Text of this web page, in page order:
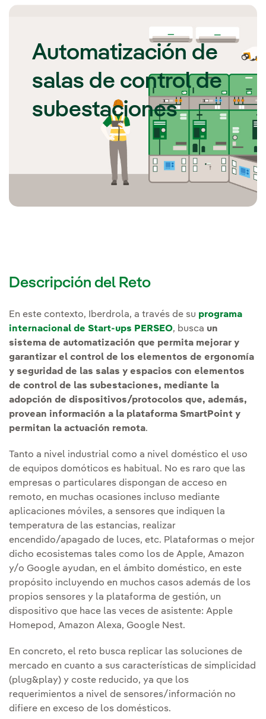
Automatización de
salas de control de
subestaciones
Descripción del Reto
En este contexto, Iberdrola, a través de su programa
internacional de Start-ups PERSEO, busca un
sistema de automatización que permita mejorar y
garantizar el control de los elementos de ergonomía
y seguridad de las salas y espacios con elementos
de control de las subestaciones, mediante la
adopción de dispositivos/protocolos que, además,
provean información a la plataforma SmartPoint y
permitan la actuación remota.
Tanto a nivel industrial como a nivel doméstico el uso
de equipos domóticos es habitual. No es raro que las
empresas o particulares dispongan de acceso en
remoto, en muchas ocasiones incluso mediante
aplicaciones móviles, a sensores que indiquen la
temperatura de las estancias, realizar
encendido/apagado de luces, etc. Plataformas o mejor
dicho ecosistemas tales como los de Apple, Amazon
y/o Google ayudan, en el ámbito doméstico, en este
propósito incluyendo en muchos casos además de los
propios sensores y la plataforma de gestión, un
dispositivo que hace las veces de asistente: Apple
Homepod, Amazon Alexa, Google Nest.
En concreto, el reto busca replicar las soluciones de
mercado en cuanto a sus características de simplicidad
(plug&play) y coste reducido, ya que los
requerimientos a nivel de sensores/información no
difiere en exceso de los domésticos.